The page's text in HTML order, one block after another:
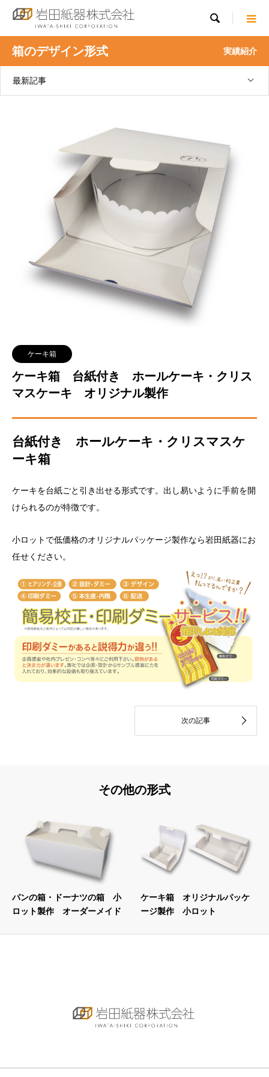

箱のデザイン形式 実績紹介
最新記事
ケーキ箱
ケーキ箱 台紙付き ホールケーキ・クリス
マスケーキ オリジナル製作
台紙付き ホールケーキ・クリスマスケ
ーキ箱
ケーキを台紙ごと引き出せる形式です。 出し易いように手前を開
けられるのが特徴です。
小ロットで低価格のオリジナルパッケージ製作なら岩田紙器にお
任せください。
その他の形式
パンの箱・ドーナツの箱 小
ロット製作 オーダーメイド
ケーキ箱 オリジナルパッケ
ージ製作 小ロット